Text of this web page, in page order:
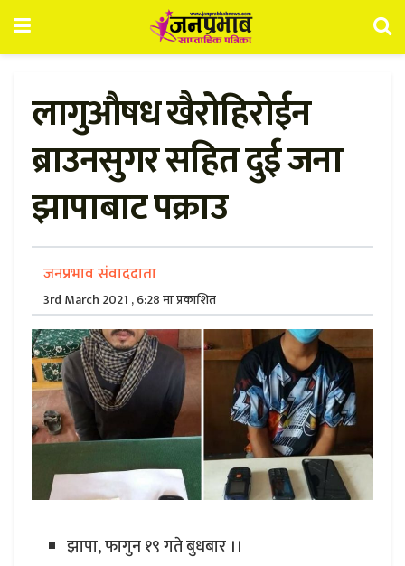
लागुऔषध खैरोहिरोईन
ब्राउनसुगर सहित दुई जना
झापाबाट पक्राउ
जनप्रभाव संवाददाता
3rd March 2021 , 6:28 मा प्रकाशित
झापा, फागुन १९ गते बुधबार ।।